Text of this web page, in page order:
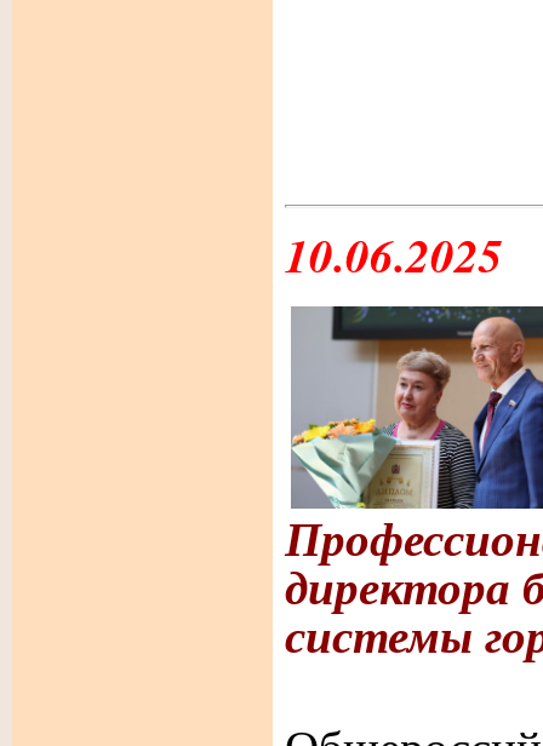
10.06.2025
директора
системы